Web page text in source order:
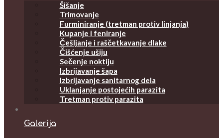
Šišanje
Trimovanje
Furminiranje (tretman protiv linjanja)
Kupanje i feniranje
Češljanje i raščetkavanje dlake
Čišćenje ušiju
Sečenje noktiju
Izbrijavanje šapa
Izbrijavanje sanitarnog dela
Uklanjanje postojećih parazita
Tretman protiv parazita
Galerija